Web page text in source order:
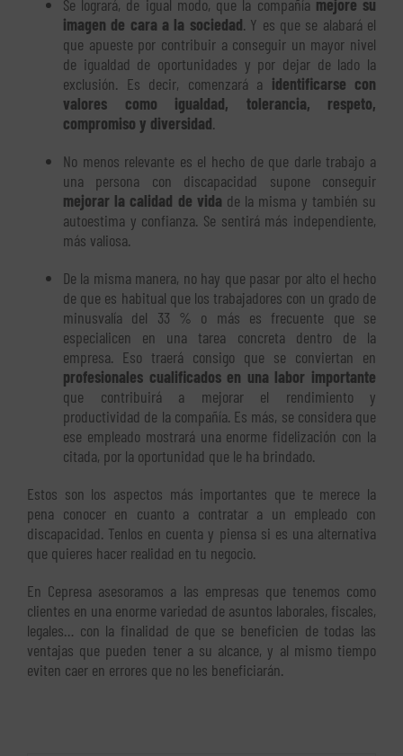
Se logrará, de igual modo, que la compañía mejore su
imagen de cara a la sociedad. Y es que se alabará el
que apueste por contribuir a conseguir un mayor nivel
de igualdad de oportunidades y por dejar de lado la
exclusión. Es decir, comenzará a identificarse con
valores como igualdad, tolerancia, respeto,
compromiso y diversidad.
No menos relevante es el hecho de que darle trabajo a
una persona con discapacidad supone conseguir
mejorar la calidad de vida de la misma y también su
autoestima y confianza. Se sentirá más independiente,
más valiosa.
De la misma manera, no hay que pasar por alto el hecho
de que es habitual que los trabajadores con un grado de
minusvalía del 33 % o más es frecuente que se
especialicen en una tarea concreta dentro de la
empresa. Eso traerá consigo que se conviertan en
profesionales cualificados en una labor importante
que contribuirá a mejorar el rendimiento y
productividad de la compañía. Es más, se considera que
ese empleado mostrará una enorme fidelización con la
citada, por la oportunidad que le ha brindado.
Estos son los aspectos más importantes que te merece la
pena conocer en cuanto a contratar a un empleado con
discapacidad. Tenlos en cuenta y piensa si es una alternativa
que quieres hacer realidad en tu negocio.
En Cepresa asesoramos a las empresas que tenemos como
clientes en una enorme variedad de asuntos laborales, fiscales,
legales… con la finalidad de que se beneficien de todas las
ventajas que pueden tener a su alcance, y al mismo tiempo
eviten caer en errores que no les beneficiarán.